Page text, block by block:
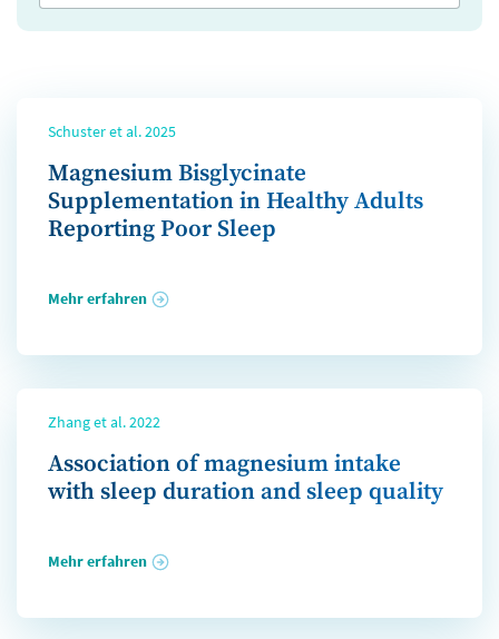
Schuster et al. 2025
Magnesium Bisglycinate
Supplementation in Healthy Adults
Reporting Poor Sleep
Mehr erfahren
Zhang et al. 2022
Association of magnesium intake
with sleep duration and sleep quality
Mehr erfahren